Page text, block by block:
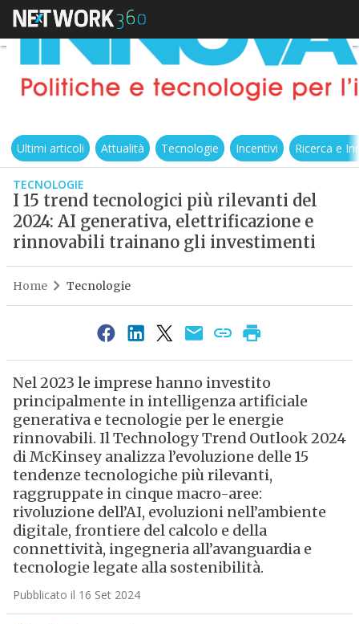
Ultimi articoli Attualità Tecnologie Incentivi Ricerca e
TECNOLOGIE
I 15 trend tecnologici più rilevanti del
2024: AI generativa, elettrificazione e
rinnovabili trainano gli investimenti
Home Tecnologie
Nel 2023 le imprese hanno investito
principalmente in intelligenza artificiale
generativa e tecnologie per le energie
rinnovabili. Il Technology Trend Outlook 2024
di McKinsey analizza l’evoluzione delle 15
tendenze tecnologiche più rilevanti,
raggruppate in cinque macro-aree:
rivoluzione dell’AI, evoluzioni nell’ambiente
digitale, frontiere del calcolo e della
connettività, ingegneria all’avanguardia e
tecnologie legate alla sostenibilità.
Pubblicato il 16 Set 2024